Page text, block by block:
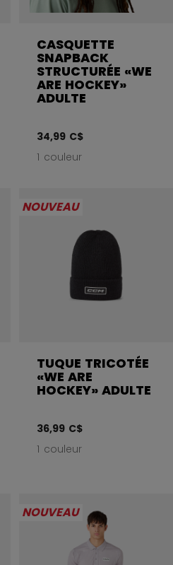
CASQUETTE
SNAPBACK
STRUCTURÉE «WE
ARE HOCKEY»
ADULTE
34,99 C$
1 couleur
NOUVEAU
TUQUE TRICOTÉE
«WE ARE
HOCKEY» ADULTE
36,99 C$
1 couleur
NOUVEAU